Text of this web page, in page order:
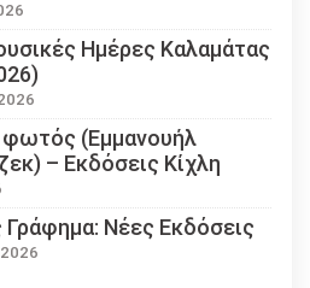
Ημέρες Καλαμάτας
(Εμμανουήλ
– Εκδόσεις Κίχλη
Γράφημα: Νέες Εκδόσεις